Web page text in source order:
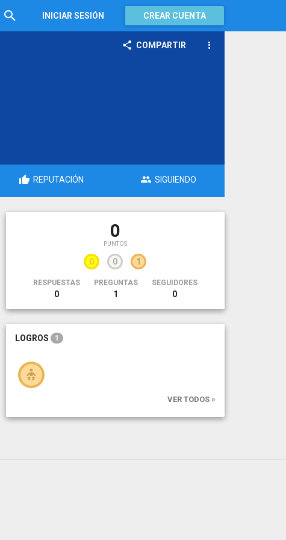
INICIAR SESIÓN CREAR CUENTA
COMPARTIR
REPUTACIÓN SIGUIENDO
0
PUNTOS
0 0 1
RESPUESTAS
0
PREGUNTAS
1
SEGUIDORES
0
LOGROS 1
VER TODOS »